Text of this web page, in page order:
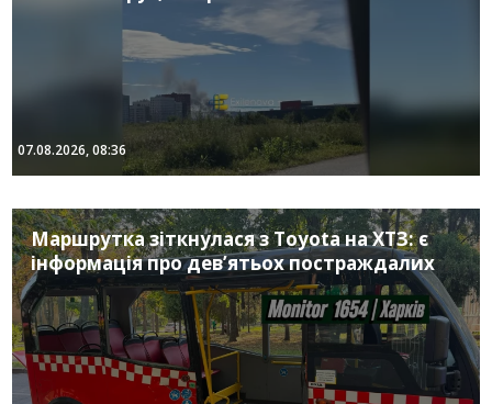
07.08.2026, 08:36
Маршрутка зіткнулася з Toyota на ХТЗ: є
інформація про дев’ятьох постраждалих